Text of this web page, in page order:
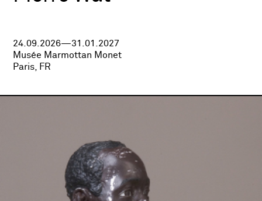
24.09.2026—31.01.2027
Musée Marmottan Monet
Paris, FR